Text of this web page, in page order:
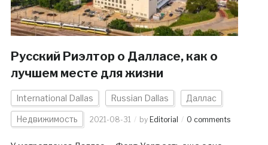
Русский Риэлтор о Далласе, как о
лучшем месте для жизни
International Dallas Russian Dallas Даллас
Недвижимость 2021-08-31 by Editorial 0 comments